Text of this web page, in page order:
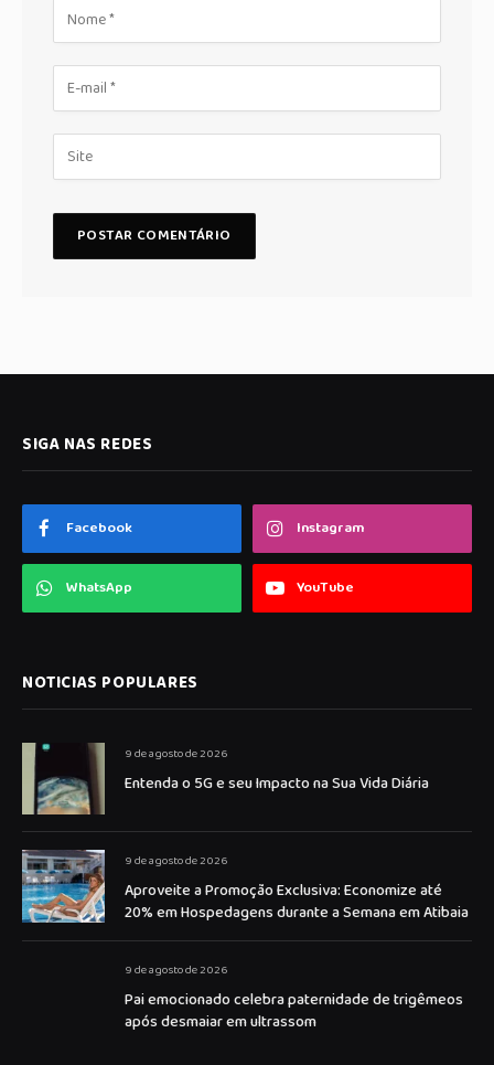
SIGA NAS REDES
Facebook Instagram
WhatsApp YouTube
NOTICIAS POPULARES
9 de agosto de 2026
Entenda o 5G e seu Impacto na Sua Vida Diária
9 de agosto de 2026
Aproveite a Promoção Exclusiva: Economize até
20% em Hospedagens durante a Semana em Atibaia
9 de agosto de 2026
Pai emocionado celebra paternidade de trigêmeos
após desmaiar em ultrassom